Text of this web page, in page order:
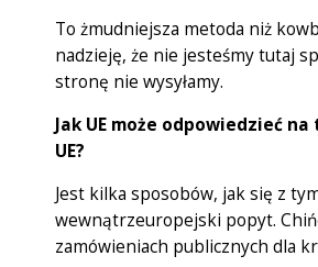
To żmudniejsza metoda niż
nadzieję, że nie jesteśmy tutaj
stronę nie wysyłamy.
Jak UE może odpowiedzieć
UE?
Jest kilka sposobów, jak się z
wewnątrzeuropejski popyt.
zamówieniach publicznych dla